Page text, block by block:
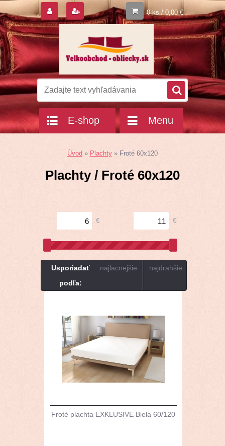
0 ks / 0,00 €
E-shop Menu
Úvod » Plachty » Froté 60x120
Plachty / Froté 60x120
€ €
Usporiadať
podľa:
najlacnejšie najdrahšie
Froté plachta EXKLUSIVE Biela 60/120